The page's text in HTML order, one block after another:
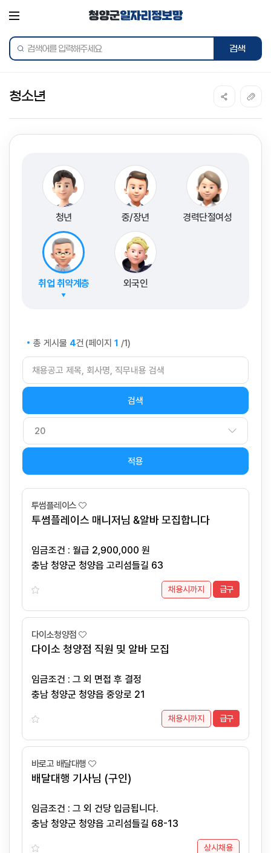
통합검색
청소년
청년 중/장년 경력단절여성
취업 취약계층 외국인
총 게시물 4건 (페이지 1 /1)
적용
투썸플레이스
투썸플레이스 매니저님 &알바 모집합니다
임금조건 : 월급 2,900,000 원
충남 청양군 청양읍 고리섬들길 63
채용시까지 급구
다이소청양점
다이소 청양점 직원 및 알바 모집
임금조건 : 그 외 면접 후 결정
충남 청양군 청양읍 중앙로 21
채용시까지 급구
바로고 배달대행
배달대행 기사님 (구인)
임금조건 : 그 외 건당 입금됩니다.
충남 청양군 청양읍 고리섬들길 68-13
상시채용